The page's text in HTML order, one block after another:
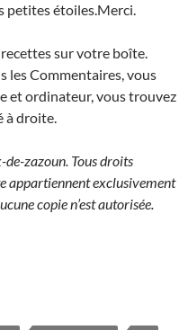
petites étoiles.Merci.
sur votre boîte.
les Commentaires, vous
et ordinateur, vous trouvez
à droite.
zazoun. Tous droits
appartiennent exclusivement
copie n’est autorisée.